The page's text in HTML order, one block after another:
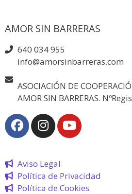
AMOR SIN BARRERAS
640 034 955
info@amorsinbarreras.com
ASOCIACIÓN DE
AMOR SIN BARRERAS.
Aviso Legal
Política de Privacidad
Política de Cookies